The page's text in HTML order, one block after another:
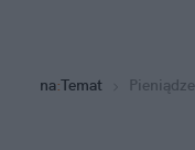
na:Temat Pieniądze